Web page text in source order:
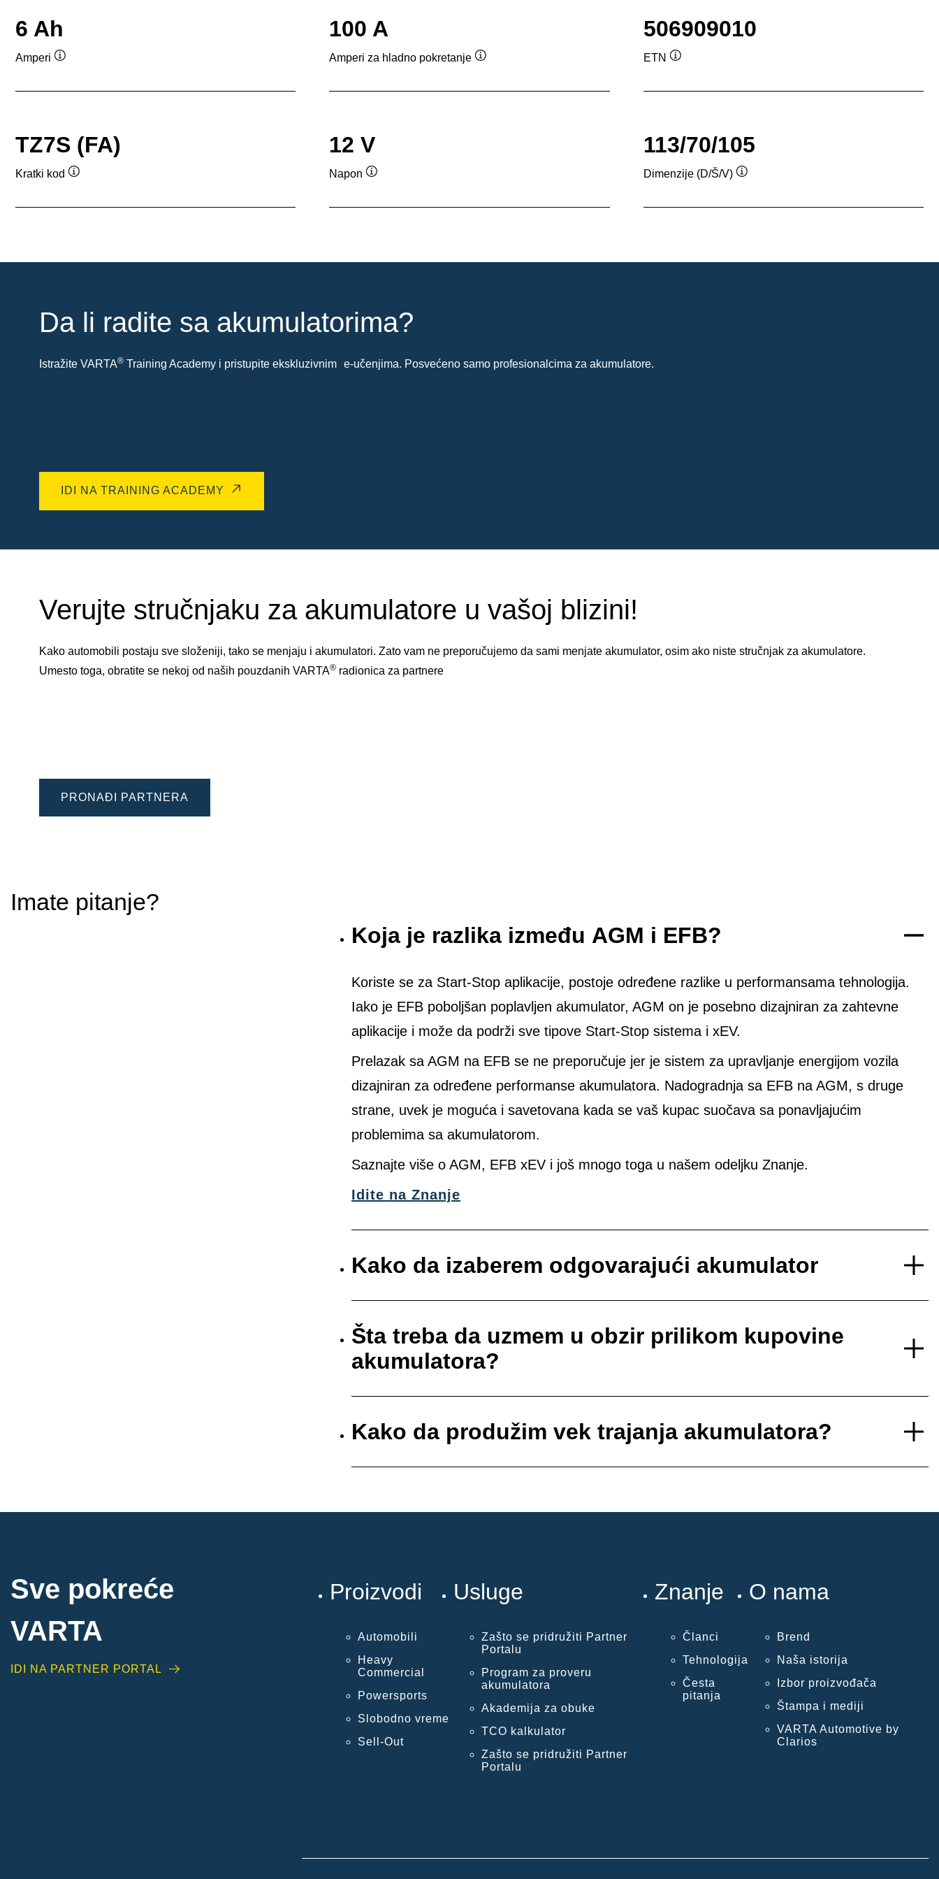
6 Ah
Amperi
100 A
Amperi za hladno pokretanje
506909010
ETN
TZ7S (FA)
Kratki kod
12 V
Napon
113/70/105
Dimenzije (D/Š/V)
Da li radite sa akumulatorima?
Istražite VARTA® Training Academy i pristupite ekskluzivnim e-učenjima. Posvećeno samo profesionalcima za akumulatore.
IDI NA TRAINING ACADEMY
Verujte stručnjaku za akumulatore u vašoj blizini!
Kako automobili postaju sve složeniji, tako se menjaju i akumulatori. Zato vam ne preporučujemo da sami menjate akumulator, osim ako niste stručnjak za akumulatore.
Umesto toga, obratite se nekoj od naših pouzdanih VARTA® radionica za partnere
PRONAĐI PARTNERA
Imate pitanje?
Koja je razlika između AGM i EFB?
Koriste se za Start-Stop aplikacije, postoje određene razlike u performansama tehnologija.
Iako je EFB poboljšan poplavljen akumulator, AGM on je posebno dizajniran za zahtevne
aplikacije i može da podrži sve tipove Start-Stop sistema i xEV.
Prelazak sa AGM na EFB se ne preporučuje jer je sistem za upravljanje energijom vozila
dizajniran za određene performanse akumulatora. Nadogradnja sa EFB na AGM, s druge
strane, uvek je moguća i savetovana kada se vaš kupac suočava sa ponavljajućim
problemima sa akumulatorom.
Saznajte više o AGM, EFB xEV i još mnogo toga u našem odeljku Znanje.
Idite na Znanje
Kako da izaberem odgovarajući akumulator
Šta treba da uzmem u obzir prilikom kupovine
akumulatora?
Kako da produžim vek trajanja akumulatora?
Sve pokreće
VARTA
IDI NA PARTNER PORTAL
Proizvodi
Automobili
Heavy
Commercial
Powersports
Slobodno vreme
Sell-Out
Usluge
Zašto se pridružiti Partner
Portalu
Program za proveru
akumulatora
Akademija za obuke
TCO kalkulator
Zašto se pridružiti Partner
Portalu
Znanje
Članci
Tehnologija
Česta
pitanja
O nama
Brend
Naša istorija
Izbor proizvođača
Štampa i mediji
VARTA Automotive by
Clarios